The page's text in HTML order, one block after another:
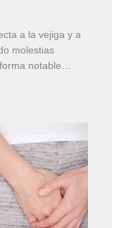
a la vejiga y a
molestias
notable…